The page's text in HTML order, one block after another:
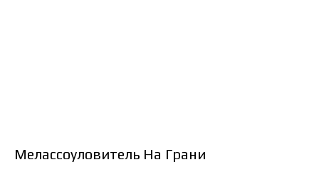
Мелассоуловитель На Грани